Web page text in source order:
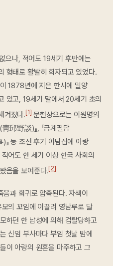
으나, 적어도 19세기 후반에는
형태로 활발히 회자되고 있었다.
1878년에 지은 한시에 밀양
있고, 19세기 말에서 20세기 초의
겨졌다.[1] 문헌상으로는 이원명의
邱野談)』, 『금계필담
등 조선 후기 야담집에 아랑
어도 한 세기 이상 한국 사회의
음을 보여준다.[2]
과 회귀로 압축된다. 자색이
의 꼬임에 이끌려 영남루로 달
하던 한 남성에 의해 겁탈당하고
신임 부사마다 부임 첫날 밤에
이 아랑의 원혼을 마주하고 그